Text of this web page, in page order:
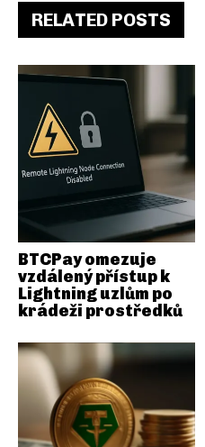
RELATED POSTS
BTCPay omezuje
vzdálený přístup k
Lightning uzlům po
krádeži prostředků